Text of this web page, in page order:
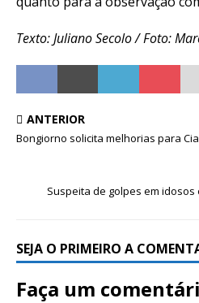
Texto: Juliano Secolo / Foto:
ANTERIOR
Bongiorno solicita melhorias para
Suspeita de golpes em
SEJA O PRIMEIRO A
Faça um